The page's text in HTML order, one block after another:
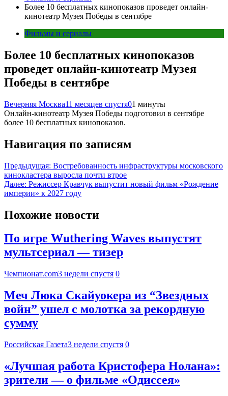
Более 10 бесплатных кинопоказов проведет онлайн-
кинотеатр Музея Победы в сентябре
Фильмы и сериалы
Более 10 бесплатных кинопоказов
проведет онлайн-кинотеатр Музея
Победы в сентябре
Вечерняя Москва11 месяцев спустя01 минуты
Онлайн-кинотеатр Музея Победы подготовил в сентябре
более 10 бесплатных кинопоказов.
Навигация по записям
Предыдущая: Востребованность инфраструктуры московского
кинокластера выросла почти втрое
Далее: Режиссер Кравчук выпустит новый фильм «Рождение
империи» к 2027 году
Похожие новости
По игре Wuthering Waves выпустят
мультсериал — тизер
Чемпионат.com3 недели спустя 0
Меч Люка Скайуокера из “Звездных
войн” ушел с молотка за рекордную
сумму
Российская Газета3 недели спустя 0
«Лучшая работа Кристофера Нолана»:
зрители — о фильме «Одиссея»